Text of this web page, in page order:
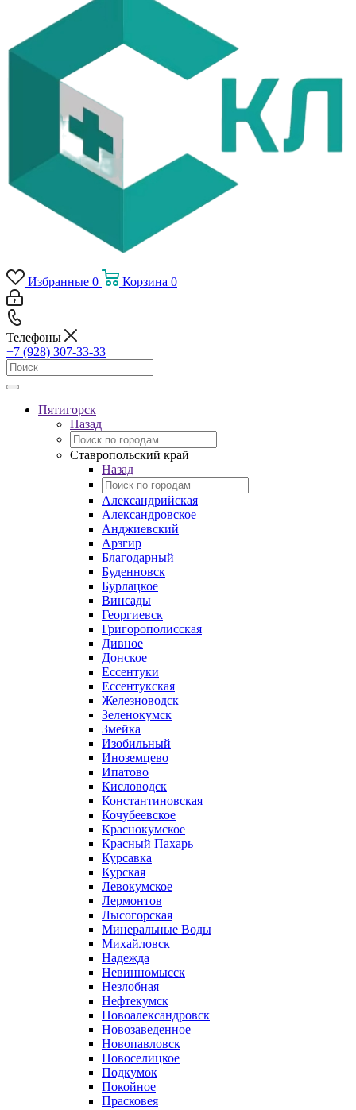
Избранные 0 Корзина 0
Телефоны
+7 (928) 307-33-33
Пятигорск
Назад
Ставропольский край
Назад
Александрийская
Александровское
Анджиевский
Арзгир
Благодарный
Буденновск
Бурлацкое
Винсады
Георгиевск
Григорополисская
Дивное
Донское
Ессентуки
Ессентукская
Железноводск
Зеленокумск
Змейка
Изобильный
Иноземцево
Ипатово
Кисловодск
Константиновская
Кочубеевское
Краснокумское
Красный Пахарь
Курсавка
Курская
Левокумское
Лермонтов
Лысогорская
Минеральные Воды
Михайловск
Надежда
Невинномысск
Незлобная
Нефтекумск
Новоалександровск
Новозаведенное
Новопавловск
Новоселицкое
Подкумок
Покойное
Прасковея